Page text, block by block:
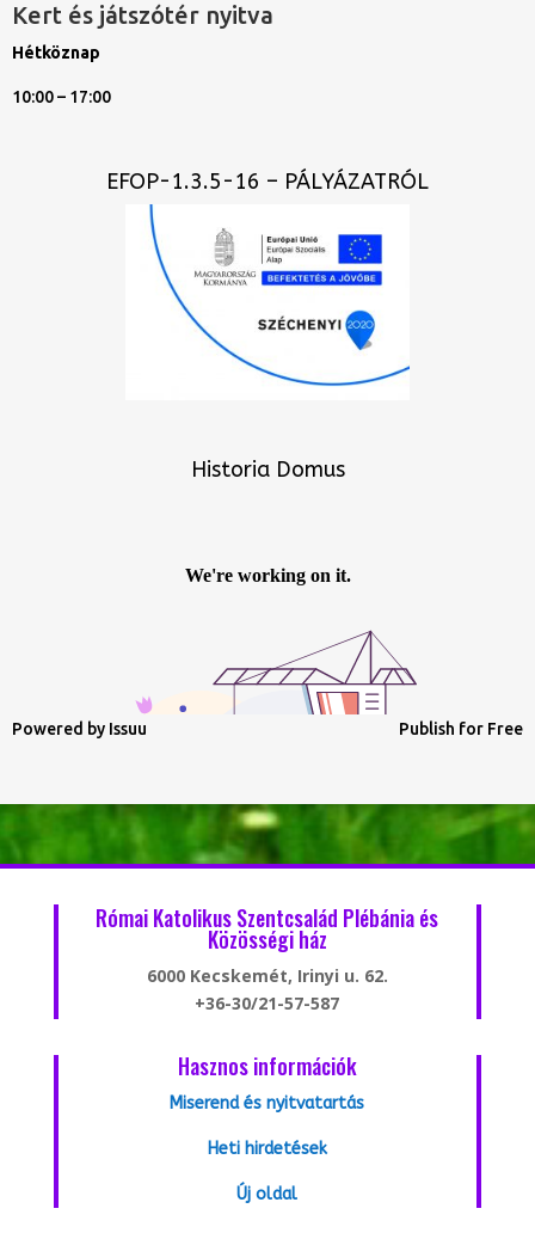
Kert és játszótér nyitva
Hétköznap
10:00 – 17:00
EFOP-1.3.5-16 – PÁLYÁZATRÓL
Historia Domus
Powered by Issuu Publish for Free
Római Katolikus Szentcsalád Plébánia és
Közösségi ház
6000 Kecskemét, Irinyi u. 62.
+36-30/21-57-587
Hasznos információk
Miserend és nyitvatartás
Heti hirdetések
Új oldal